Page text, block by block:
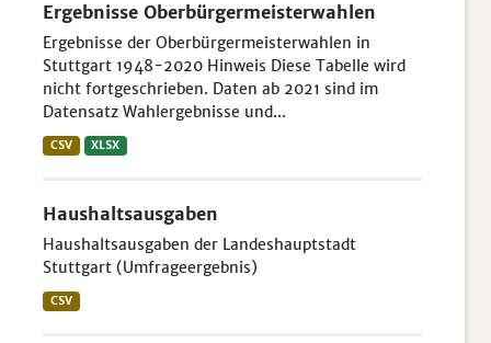
Ergebnisse Oberbürgermeisterwahlen
Ergebnisse der Oberbürgermeisterwahlen in
Stuttgart 1948-2020 Hinweis Diese Tabelle wird
nicht fortgeschrieben. Daten ab 2021 sind im
Datensatz Wahlergebnisse und...
CSV XLSX
Haushaltsausgaben
Haushaltsausgaben der Landeshauptstadt
Stuttgart (Umfrageergebnis)
CSV